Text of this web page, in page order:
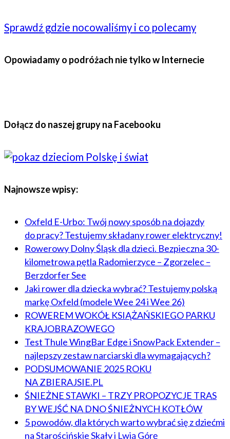
Sprawdź gdzie nocowaliśmy i co polecamy
Opowiadamy o podróżach nie tylko w Internecie
Dołącz do naszej grupy na Facebooku
Najnowsze wpisy:
Oxfeld E-Urbo: Twój nowy sposób na dojazdy
do pracy? Testujemy składany rower elektryczny!
Rowerowy Dolny Śląsk dla dzieci. Bezpieczna 30-
kilometrowa pętla Radomierzyce – Zgorzelec –
Berzdorfer See
Jaki rower dla dziecka wybrać? Testujemy polską
markę Oxfeld (modele Wee 24 i Wee 26)
ROWEREM WOKÓŁ KSIĄŻAŃSKIEGO PARKU
KRAJOBRAZOWEGO
Test Thule WingBar Edge i SnowPack Extender –
najlepszy zestaw narciarski dla wymagających?
PODSUMOWANIE 2025 ROKU
NA ZBIERAJSIE.PL
ŚNIEŻNE STAWKI – TRZY PROPOZYCJE TRAS
BY WEJŚĆ NA DNO ŚNIEŻNYCH KOTŁÓW
5 powodów, dla których warto wybrać się z dziećmi
na Starościńskie Skały i Lwią Górę